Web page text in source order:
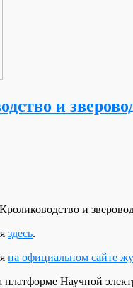
и
и
здесь.
на официальном сайте
Научной